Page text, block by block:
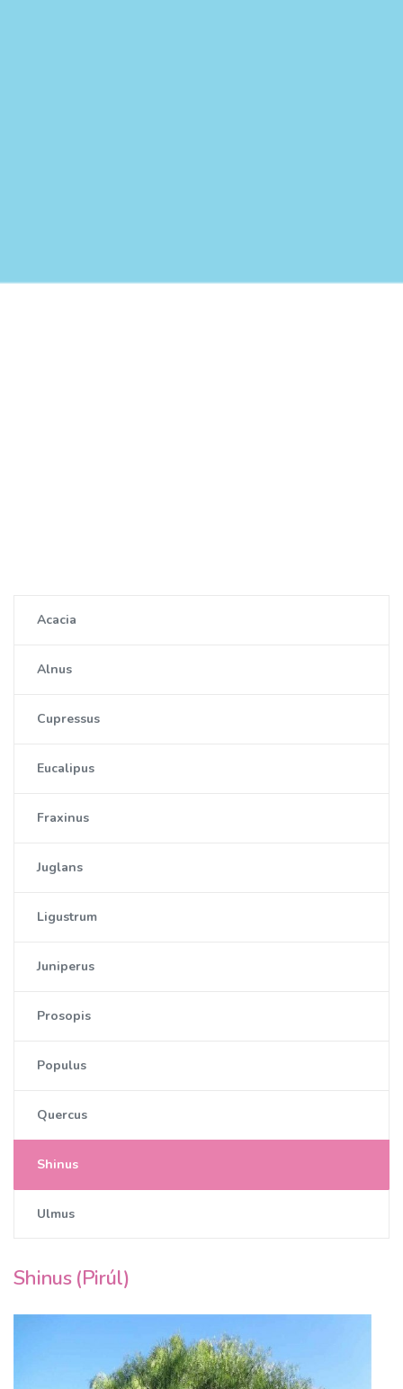
Acacia
Alnus
Cupressus
Eucalipus
Fraxinus
Juglans
Ligustrum
Juniperus
Prosopis
Populus
Quercus
Shinus
Ulmus
Shinus (Pirúl)